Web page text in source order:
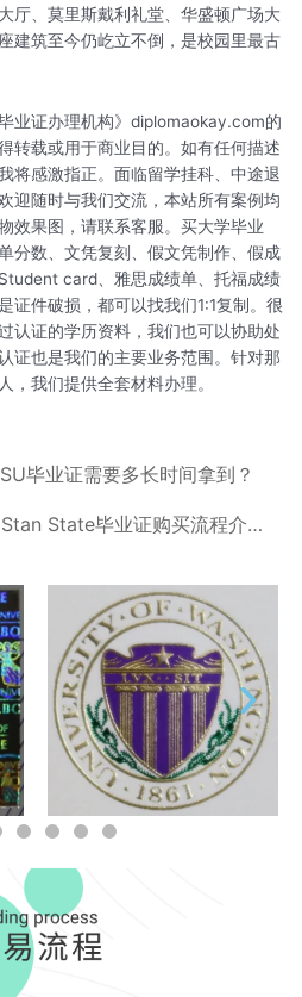
厅、莫里斯戴利礼堂、华盛顿广场大
建筑至今仍屹立不倒，是校园里最古
业证办理机构》diplomaokay.com的
转载或用于商业目的。如有任何描述
将感激指正。面临留学挂科、中途退
迎随时与我们交流，本站所有案例均
效果图，请联系客服。买大学毕业
分数、文凭复刻、假文凭制作、假成
card、雅思成绩单、托福成绩
证件破损，都可以找我们1:1复制。很
认证的学历资料，我们也可以协助处
证也是我们的主要业务范围。针对那
，我们提供全套材料办理。
毕业证需要多长时间拿到？
2024年美国Stan State毕业证购买流程介绍！